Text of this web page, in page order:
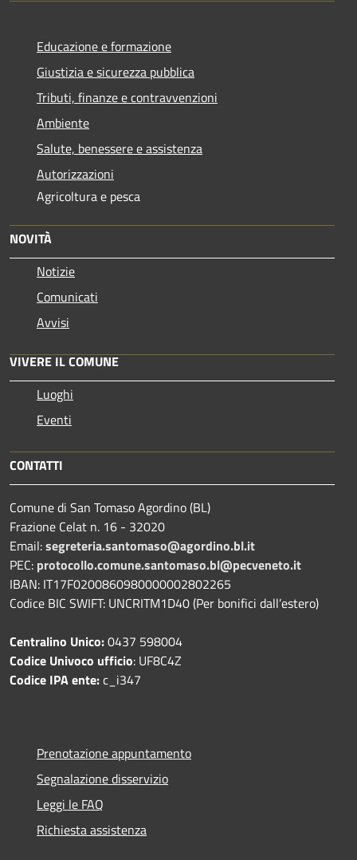
Educazione e formazione
Giustizia e sicurezza pubblica
Tributi, finanze e contravvenzioni
Ambiente
Salute, benessere e assistenza
Autorizzazioni
Agricoltura e pesca
NOVITÀ
Notizie
Comunicati
Avvisi
VIVERE IL COMUNE
Luoghi
Eventi
CONTATTI
Comune di San Tomaso Agordino (BL)
Frazione Celat n. 16 - 32020
Email:segreteria.santomaso@agordino.bl.it
PEC: protocollo.comune.santomaso.bl@pecveneto.it
IBAN: IT17F0200860980000002802265
Codice BIC SWIFT: UNCRITM1D40 (Per bonifici dall’estero)
Centralino Unico:0437 598004
Codice Univoco ufficio: UF8C4Z
Codice IPA ente:c_i347
Prenotazione appuntamento
Segnalazione disservizio
Leggi le FAQ
Richiesta assistenza